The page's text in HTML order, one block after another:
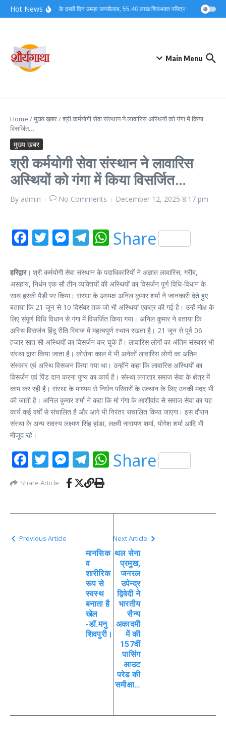
Skip to content
Hot Newsकांवड़ मेले के दसवें दिन उमड़ा जनसैलाब, 55.40 लाख शिवभक्त पवित्र गंगाजल लेकर अपने
Main Menu
Home /मुख्य ख़बर/श्री कर्मयोगी सेवा संस्थान ने लावारिस अस्थियों को गंगा में किया
विसर्जित…
मुख्य ख़बर
श्री कर्मयोगी सेवा संस्थान ने लावारिस
अस्थियों को गंगा में किया विसर्जित…
By admin No Comments December 12, 2025 8:17 pm
Facebook
Twitter
Messenger
Telegram
WhatsApp
Share
हरिद्वार। श्री कर्मयोगी सेवा संस्थान के पदाधिकारियों ने अज्ञात लावारिस, गरीब,
असहाय, निर्धन एक सौ तीन व्यक्तियों की अस्थियों का विसर्जन पूर्ण विधि-विधान के
साथ हरकी पैड़ी पर किया। संस्था के अध्यक्ष अनिल कुमार शर्मा ने जानकारी देते हुए
बताया कि 21 जून से 10 दिसंबर तक जो भी अस्थियां एकत्र की गई है। उन्हें मोक्ष के
लिए संपूर्ण विधि विधान से गंगा में विसर्जित किया गया। अनिल कुमार ने बताया कि
अस्थि विसर्जन हिंदू रीति रिवाज में महत्वपूर्ण स्थान रखता है। 21 जून से पूर्व 06
हजार सात सौ अस्थियों का विसर्जन कर चुके हैं। लावारिस लोगों का अंतिम संस्कार भी
संस्था द्वारा किया जाता है। कोरोना काल में भी अनेकों लावारिस लोगों का अंतिम
संस्कार एवं अस्थि विसजन किया गया था। उन्होंने कहा कि लावारिस अस्थियों का
विसर्जन एवं पिंड दान करना पुण्य का कार्य है। संस्था लगातार समाज सेवा के क्षेत्र में
काम कर रही है। संस्था के माध्यम से निर्धन परिवारों के उत्थान के लिए उनकी मदद भी
की जाती है। अनिल कुमार शर्मा ने कहा कि मां गंगा के आशीर्वाद से समाज सेवा का यह
कार्य कई वर्षों से संचालित है और आगे भी निरंतर सचालित किया जाएगा। इस दौरान
संस्था के अन्य सदस्य लक्ष्मण सिंह हांडा, लक्ष्मी नारायण शर्मा, योगेश शर्मा आदि भी
मौजूद रहे।
Facebook
Twitter
Messenger
Telegram
WhatsApp
Share
Share Article
Previous Article
मानसिक
व
शारीरिक
रूप से
स्वस्थ
बनाता है
खेल
-डॉ.मनु
शिवपुरी।
Next Article
थल सेना
प्रमुख,
जनरल
उपेन्द्र
द्विवेदी ने
भारतीय
सैन्य
अकादमी
में की
157वीं
पासिंग
आउट
परेड की
समीक्षा…